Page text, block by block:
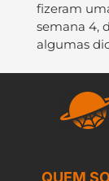
fizeram
semana 4,
algumas
QUEM